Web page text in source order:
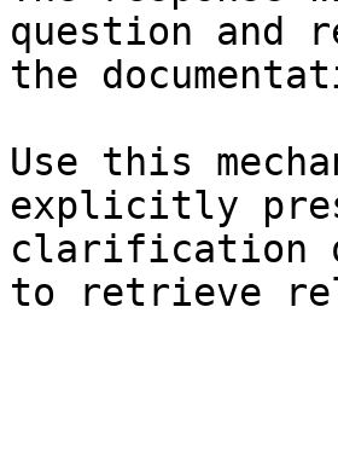
question and
the
Use this
explicitly
clarification